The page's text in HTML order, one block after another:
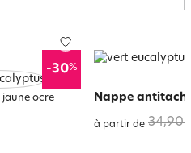
-30%
jaune ocre Nappe
à partir de 34,90